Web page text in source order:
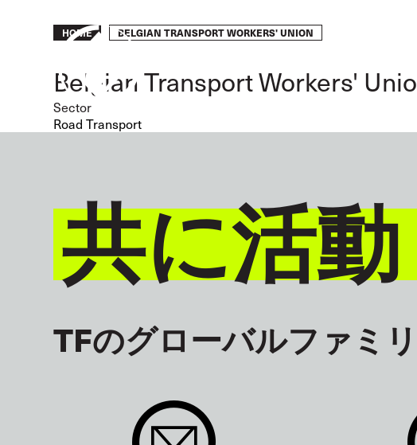
Breadcrumb
HOME BELGIAN TRANSPORT WORKERS' UNION
Belgian Transport Workers'
Sector
Road Transport
共に活
TFのグローバルファミ